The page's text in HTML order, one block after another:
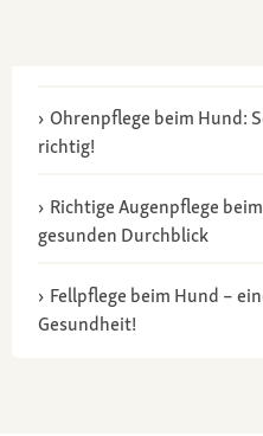
Ohrenpflege beim Hund:
richtig!
Richtige Augenpflege
gesunden Durchblick
Fellpflege beim Hund –
Gesundheit!